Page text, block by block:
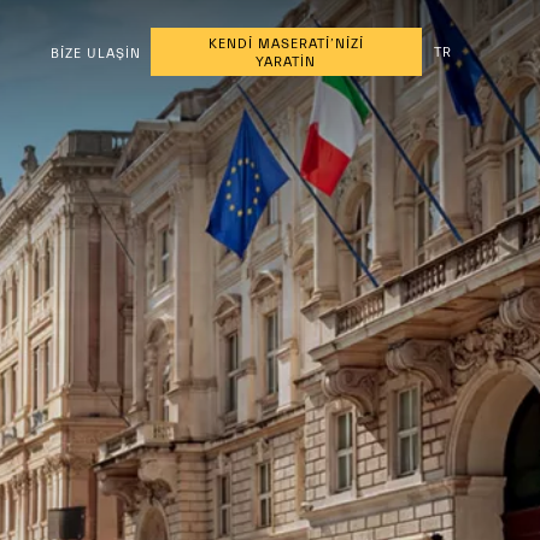
BİZE ULAŞIN
KENDİ MASERATİ’NİZİ
YARATIN
TR